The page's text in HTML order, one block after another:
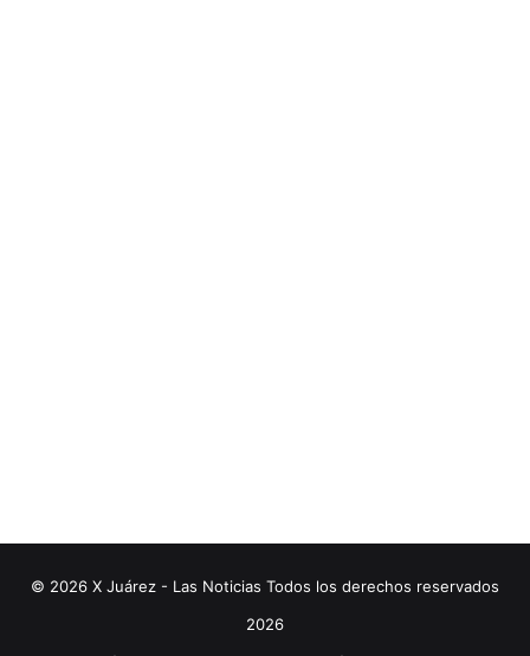
© 2026 X Juárez - Las Noticias Todos los derechos reservados
2026